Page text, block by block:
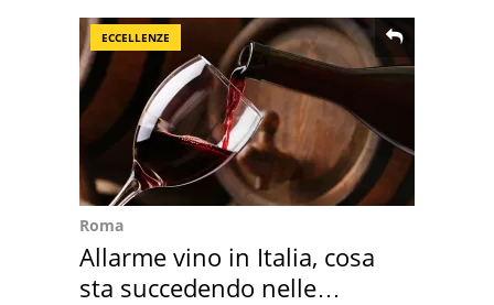
ECCELLENZE
Roma
Allarme vino in Italia, cosa
sta succedendo nelle